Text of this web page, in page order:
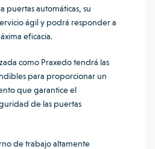
puertas automáticas, su
ágil y podrá responder a
eficacia.
como Praxedo tendrá las
para proporcionar un
que garantice el
de las puertas
de trabajo altamente